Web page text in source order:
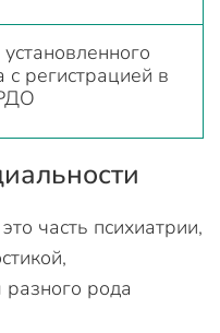
с регистрацией в
часть психиатрии,
рода